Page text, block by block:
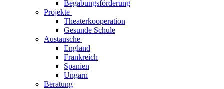
Begabungsförderung
Projekte
Theaterkooperation
Gesunde Schule
Austausche
England
Frankreich
Spanien
Ungarn
Beratung